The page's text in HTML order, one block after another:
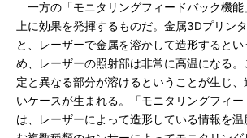
一方の「モニタリングフィードバック機能
上に効果を発揮するものだ。金属3Dプリン
と、レーザーで金属を溶かして造形すると
め、レーザーの照射部は非常に高温になる
定と異なる部分が溶けるということが生じ
いケースが生まれる。「モニタリングフィ
は、レーザーによって造形している情報を